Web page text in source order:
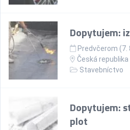
Dopytujem:
Predvčerom (7.
Česká republika
Stavebníctvo
Dopytujem:
plot